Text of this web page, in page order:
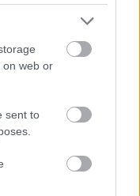
on web or
sent to
a szúnyoginvázió